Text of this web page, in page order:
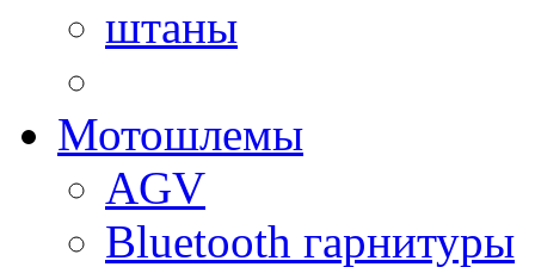
штаны
Мотошлемы
AGV
Bluetooth гарнитуры